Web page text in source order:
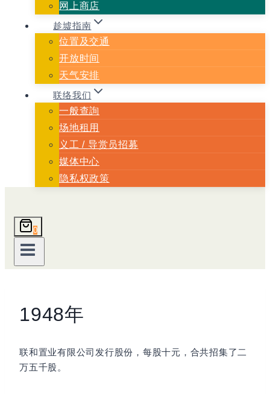
网上商店
趁墟指南
位置及交通
开放时间
天气安排
联络我们
一般查詢
场地租用
义⼯ / 导赏员招募
媒体中心
隐私权政策
0
1948年
联和置业有限公司发行股份，每股十元，合共招集了二
万五千股。